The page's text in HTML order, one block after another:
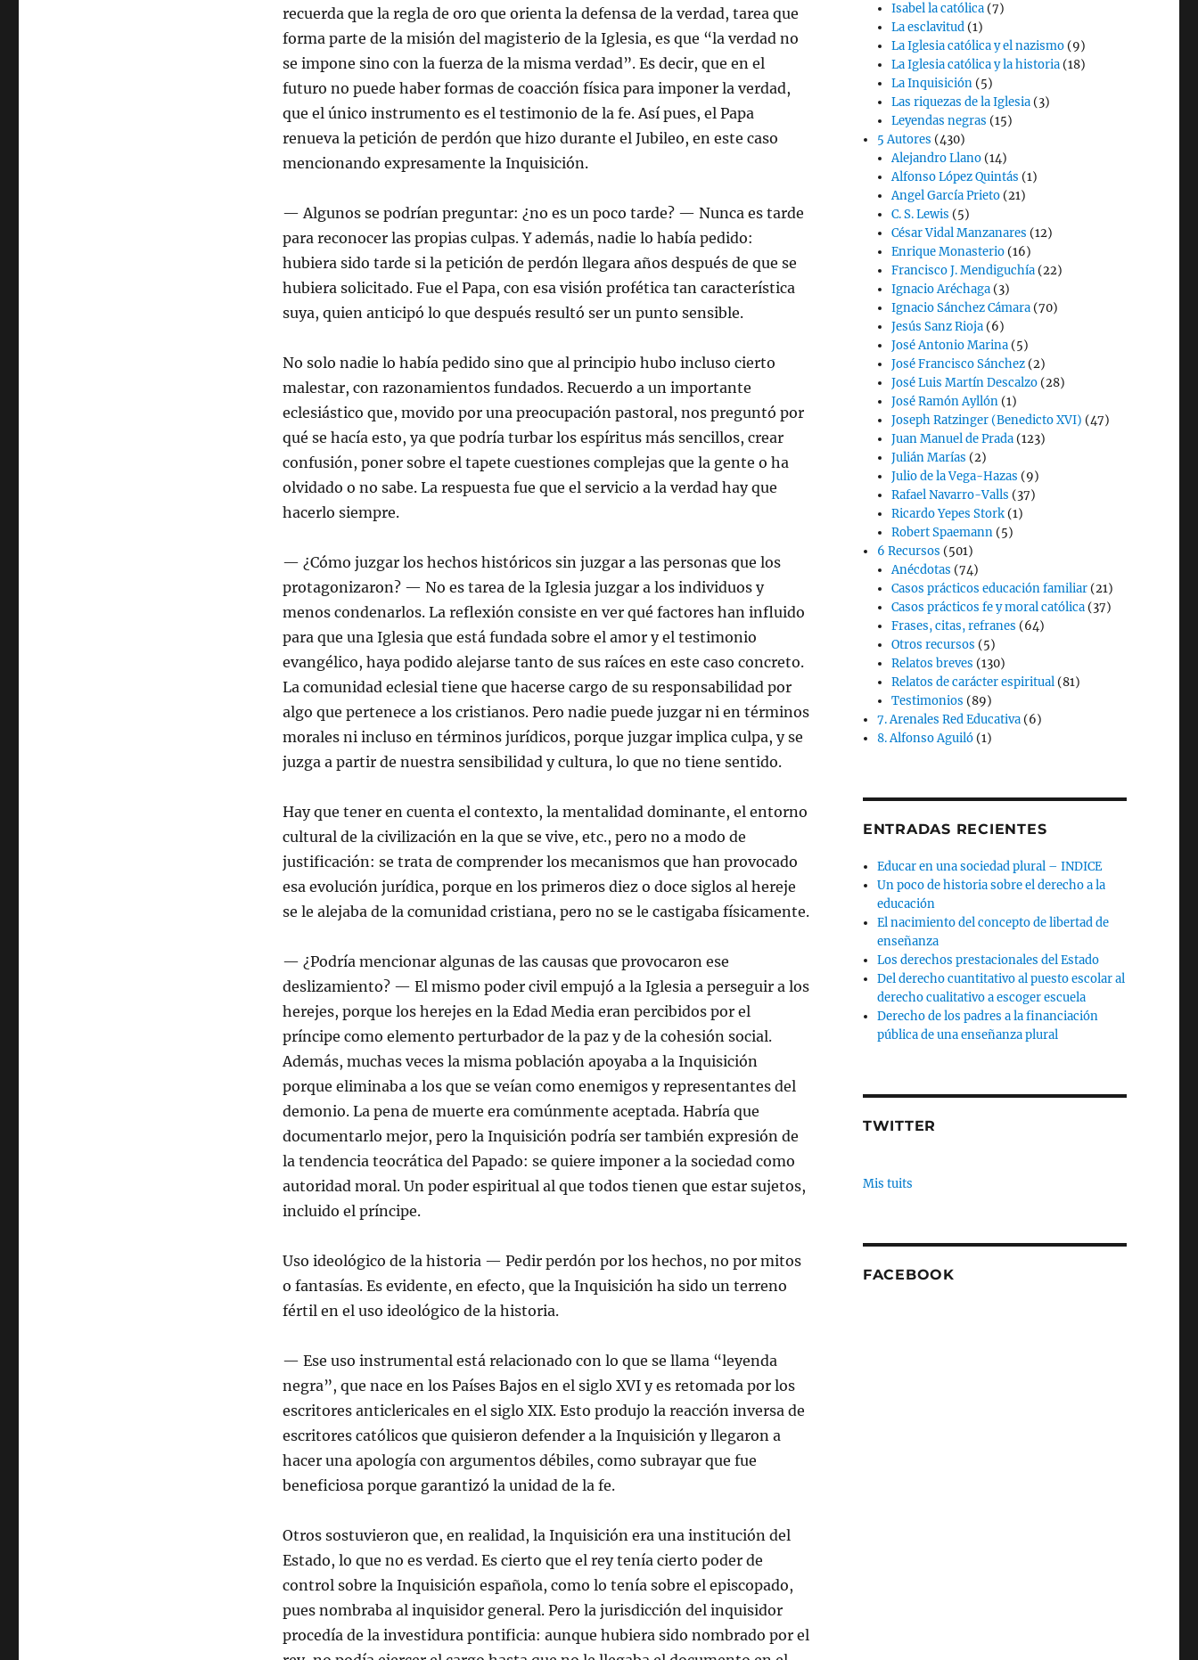
recuerda que la regla de oro que orienta la defensa de la verdad, tarea que
forma parte de la misión del magisterio de la Iglesia, es que “la verdad no
se impone sino con la fuerza de la misma verdad”. Es decir, que en el
futuro no puede haber formas de coacción física para imponer la verdad,
que el único instrumento es el testimonio de la fe. Así pues, el Papa
renueva la petición de perdón que hizo durante el Jubileo, en este caso
mencionando expresamente la Inquisición.
— Algunos se podrían preguntar: ¿no es un poco tarde? — Nunca es tarde
para reconocer las propias culpas. Y además, nadie lo había pedido:
hubiera sido tarde si la petición de perdón llegara años después de que se
hubiera solicitado. Fue el Papa, con esa visión profética tan característica
suya, quien anticipó lo que después resultó ser un punto sensible.
No solo nadie lo había pedido sino que al principio hubo incluso cierto
malestar, con razonamientos fundados. Recuerdo a un importante
eclesiástico que, movido por una preocupación pastoral, nos preguntó por
qué se hacía esto, ya que podría turbar los espíritus más sencillos, crear
confusión, poner sobre el tapete cuestiones complejas que la gente o ha
olvidado o no sabe. La respuesta fue que el servicio a la verdad hay que
hacerlo siempre.
— ¿Cómo juzgar los hechos históricos sin juzgar a las personas que los
protagonizaron? — No es tarea de la Iglesia juzgar a los individuos y
menos condenarlos. La reflexión consiste en ver qué factores han influido
para que una Iglesia que está fundada sobre el amor y el testimonio
evangélico, haya podido alejarse tanto de sus raíces en este caso concreto.
La comunidad eclesial tiene que hacerse cargo de su responsabilidad por
algo que pertenece a los cristianos. Pero nadie puede juzgar ni en términos
morales ni incluso en términos jurídicos, porque juzgar implica culpa, y se
juzga a partir de nuestra sensibilidad y cultura, lo que no tiene sentido.
Hay que tener en cuenta el contexto, la mentalidad dominante, el entorno
cultural de la civilización en la que se vive, etc., pero no a modo de
justificación: se trata de comprender los mecanismos que han provocado
esa evolución jurídica, porque en los primeros diez o doce siglos al hereje
se le alejaba de la comunidad cristiana, pero no se le castigaba físicamente.
— ¿Podría mencionar algunas de las causas que provocaron ese
deslizamiento? — El mismo poder civil empujó a la Iglesia a perseguir a los
herejes, porque los herejes en la Edad Media eran percibidos por el
príncipe como elemento perturbador de la paz y de la cohesión social.
Además, muchas veces la misma población apoyaba a la Inquisición
porque eliminaba a los que se veían como enemigos y representantes del
demonio. La pena de muerte era comúnmente aceptada. Habría que
documentarlo mejor, pero la Inquisición podría ser también expresión de
la tendencia teocrática del Papado: se quiere imponer a la sociedad como
autoridad moral. Un poder espiritual al que todos tienen que estar sujetos,
incluido el príncipe.
Uso ideológico de la historia — Pedir perdón por los hechos, no por mitos
o fantasías. Es evidente, en efecto, que la Inquisición ha sido un terreno
fértil en el uso ideológico de la historia.
— Ese uso instrumental está relacionado con lo que se llama “leyenda
negra”, que nace en los Países Bajos en el siglo XVI y es retomada por los
escritores anticlericales en el siglo XIX. Esto produjo la reacción inversa de
escritores católicos que quisieron defender a la Inquisición y llegaron a
hacer una apología con argumentos débiles, como subrayar que fue
beneficiosa porque garantizó la unidad de la fe.
Otros sostuvieron que, en realidad, la Inquisición era una institución del
Estado, lo que no es verdad. Es cierto que el rey tenía cierto poder de
control sobre la Inquisición española, como lo tenía sobre el episcopado,
pues nombraba al inquisidor general. Pero la jurisdicción del inquisidor
procedía de la investidura pontificia: aunque hubiera sido nombrado por el
Isabel la católica (7)
La esclavitud (1)
La Iglesia católica y el nazismo (9)
La Iglesia católica y la historia (18)
La Inquisición (5)
Las riquezas de la Iglesia (3)
Leyendas negras (15)
5 Autores (430)
Alejandro Llano (14)
Alfonso López Quintás (1)
Angel García Prieto (21)
C. S. Lewis (5)
César Vidal Manzanares (12)
Enrique Monasterio (16)
Francisco J. Mendiguchía (22)
Ignacio Aréchaga (3)
Ignacio Sánchez Cámara (70)
Jesús Sanz Rioja (6)
José Antonio Marina (5)
José Francisco Sánchez (2)
José Luis Martín Descalzo (28)
José Ramón Ayllón (1)
Joseph Ratzinger (Benedicto XVI) (47)
Juan Manuel de Prada (123)
Julián Marías (2)
Julio de la Vega-Hazas (9)
Rafael Navarro-Valls (37)
Ricardo Yepes Stork (1)
Robert Spaemann (5)
6 Recursos (501)
Anécdotas (74)
Casos prácticos educación familiar (21)
Casos prácticos fe y moral católica (37)
Frases, citas, refranes (64)
Otros recursos (5)
Relatos breves (130)
Relatos de carácter espiritual (81)
Testimonios (89)
7. Arenales Red Educativa (6)
8. Alfonso Aguiló (1)
ENTRADAS RECIENTES
Educar en una sociedad plural – INDICE
Un poco de historia sobre el derecho a la
educación
El nacimiento del concepto de libertad de
enseñanza
Los derechos prestacionales del Estado
Del derecho cuantitativo al puesto escolar al
derecho cualitativo a escoger escuela
Derecho de los padres a la financiación
pública de una enseñanza plural
TWITTER
Mis tuits
FACEBOOK